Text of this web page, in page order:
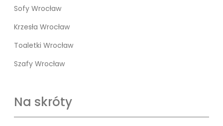
Sofy Wrocław
Krzesła Wrocław
Toaletki Wrocław
Szafy Wrocław
Na skróty